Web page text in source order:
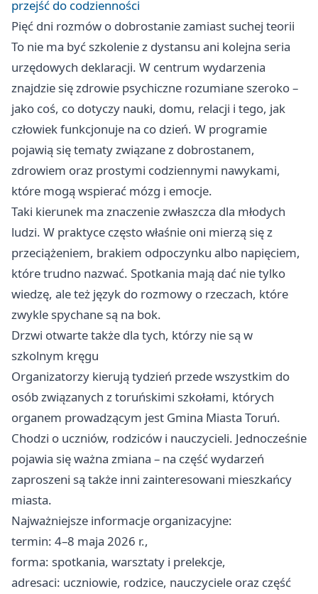
przejść do codzienności
Pięć dni rozmów o dobrostanie zamiast suchej teorii
To nie ma być szkolenie z dystansu ani kolejna seria
urzędowych deklaracji. W centrum wydarzenia
znajdzie się zdrowie psychiczne rozumiane szeroko –
jako coś, co dotyczy nauki, domu, relacji i tego, jak
człowiek funkcjonuje na co dzień. W programie
pojawią się tematy związane z dobrostanem,
zdrowiem oraz prostymi codziennymi nawykami,
które mogą wspierać mózg i emocje.
Taki kierunek ma znaczenie zwłaszcza dla młodych
ludzi. W praktyce często właśnie oni mierzą się z
przeciążeniem, brakiem odpoczynku albo napięciem,
które trudno nazwać. Spotkania mają dać nie tylko
wiedzę, ale też język do rozmowy o rzeczach, które
zwykle spychane są na bok.
Drzwi otwarte także dla tych, którzy nie są w
szkolnym kręgu
Organizatorzy kierują tydzień przede wszystkim do
osób związanych z toruńskimi szkołami, których
organem prowadzącym jest Gmina Miasta Toruń.
Chodzi o uczniów, rodziców i nauczycieli. Jednocześnie
pojawia się ważna zmiana – na część wydarzeń
zaproszeni są także inni zainteresowani mieszkańcy
miasta.
Najważniejsze informacje organizacyjne:
termin: 4–8 maja 2026 r.,
forma: spotkania, warsztaty i prelekcje,
adresaci: uczniowie, rodzice, nauczyciele oraz część